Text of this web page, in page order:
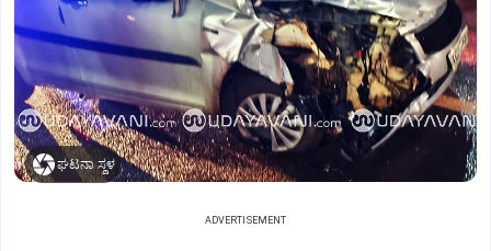
ಘಟನಾ ಸ್ಥಳ
ADVERTISEMENT